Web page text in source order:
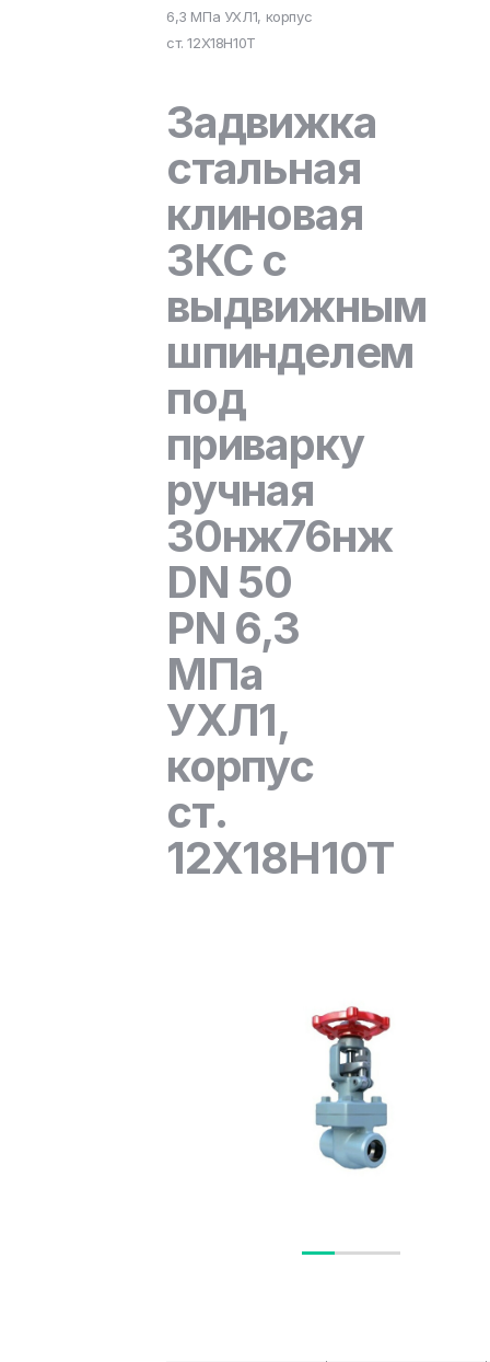
6,3 МПа УХЛ1, корпус
ст. 12Х18Н10Т
Задвижка
стальная
клиновая
ЗКС с
выдвижным
шпинделем
под
приварку
ручная
30нж76нж
DN 50
PN 6,3
МПа
УХЛ1,
корпус
ст.
12Х18Н10Т